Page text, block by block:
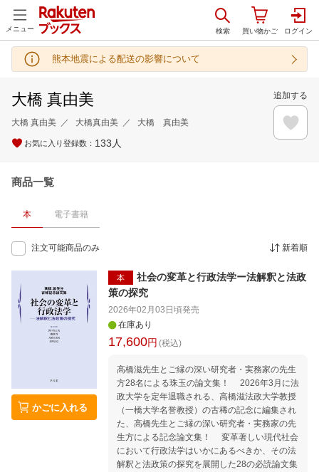
メニュー
熊本地震による配送の影響について
大橋 真由美
大橋 真由美 大橋真由美 大橋 真由美
お気に入り登録数： 133 人
追加する
商品一覧
本 電子書籍
注文可能商品のみ 新着順
かごに入れる
本
社会の変革と行政法学ー法解釈と法政
策の探究
2026年02月03日頃発売
在庫あり
17,600円 (税込)
高橋滋先生とご縁の深い研究者・実務家の先生
方28名による珠玉の論文集！ 2026年3月に法
政大学を定年退職される、高橋滋法政大学教授
（一橋大学名誉教授）の古稀の記念に編集され
た、高橋先生とご縁の深い研究者・実務家の先
生方による記念論文集！ 変革著しい現代社会
において行政法学はいかにあるべきか、その法
解釈と法政策の探究を展開した28の必読論文集